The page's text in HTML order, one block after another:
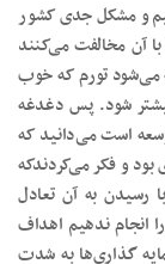
و مشکل جدی کشور
آن مخالفت می‌کنند
می‌شود تورم که خوب
شود. پس دغدغه
است می‌دانید که
بود و فکر می‌کردندکه
رسیدن به آن تعادل
انجام ندهیم اهداف
گذاری‌ها به شدت